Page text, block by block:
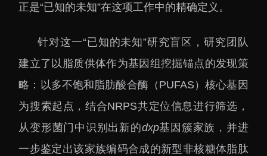
正是“已知的未知”在这项工作中的精确定义。
针对这一“已知的未知”研究盲区，研究团队
建立了以脂质供体作为基因组挖掘锚点的发现策
略：以多不饱和脂肪酸合酶（PUFAS）核心基因
为搜索起点，结合NRPS共定位信息进行筛选，
从变形菌门中识别出新的dxp基因簇家族，并进
一步鉴定出该家族编码合成的新型非核糖体脂肽